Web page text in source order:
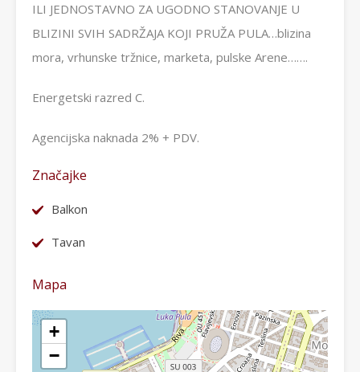
ILI JEDNOSTAVNO ZA UGODNO STANOVANJE U
BLIZINI SVIH SADRŽAJA KOJI PRUŽA PULA…blizina
mora, vrhunske tržnice, marketa, pulske Arene…….
Energetski razred C.
Agencijska naknada 2% + PDV.
Značajke
Balkon
Tavan
Mapa
+
−